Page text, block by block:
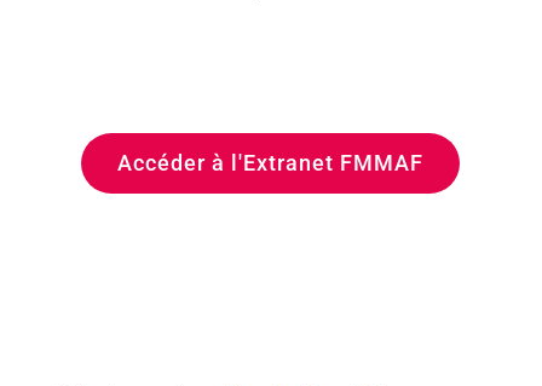
Accéder à l'Extranet FMMAF